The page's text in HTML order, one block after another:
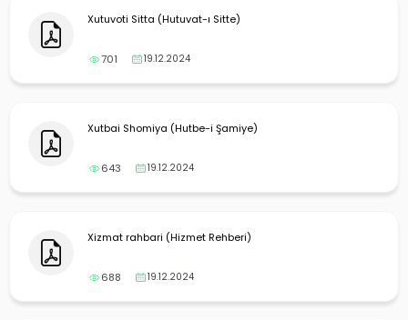
Xutuvoti Sitta (Hutuvat-ı Sitte)
701 19.12.2024
Xutbai Shomiya (Hutbe-i Şamiye)
643 19.12.2024
Xizmat rahbari (Hizmet Rehberi)
688 19.12.2024